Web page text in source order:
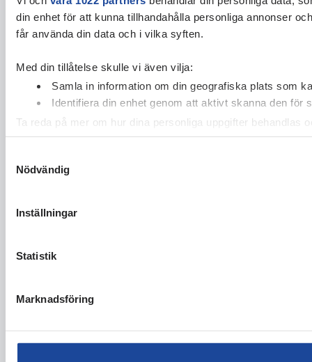
din enhet för att kunna tillhandahålla personliga annonser
får använda din data och i vilka syften.
Med din tillåtelse skulle vi även vilja:
Samla in information om din geografiska plats som
Identifiera din enhet genom att aktivt skanna den för
Ta reda på mer om hur dina personliga uppgifter behandlas
cookie-förklaringen.
Vi använder enhetsidentifierare för att anpassa innehållet
Nödvändig
Inställningar
Statistik
Marknadsföring